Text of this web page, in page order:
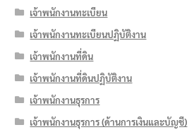
เจ้าพนักงานทะเบียน
เจ้าพนักงานทะเบียนปฏิบัติงาน
เจ้าพนักงานที่ดิน
เจ้าพนักงานที่ดินปฏิบัติงาน
เจ้าพนักงานธุรการ
เจ้าพนักงานธุรการ (ด้านการเงินและบัญชี)